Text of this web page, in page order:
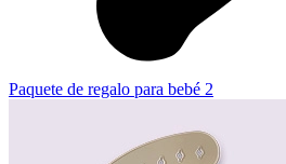
Paquete de regalo para bebé 2